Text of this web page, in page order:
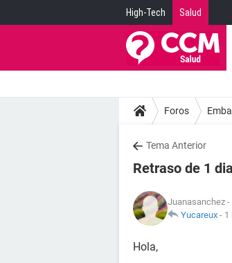
High-Tech Salud
Foros
Tema Anterior
Retraso de 1 dia
Juanasanchez -
Yucareux - 1
Hola,